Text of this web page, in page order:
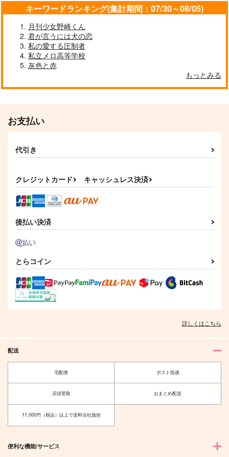
サンプル
作品詳細
サンプル サンプル
くいきんとん
550円（税込）
キョウヤ×カラスバ
レメード【オマケなし
版】
鳩小屋。
629円
肩幅3KM
1,408円（税込）
キョウヤ×カラスバ 1,887円（税込）
キョウヤ×カラスバ
キーワードランキング(集計期間：07/30～08/05)
月刊少女野崎くん
君が言うには犬の恋
私の愛する圧制者
私立メロ高等学校
灰色と赤
もっとみる
お支払い
代引き
クレジットカード キャッシュレス決済
後払い決済
とらコイン
詳しくはこちら
配送
宅配便 ポスト投函
店頭受取 おまとめ配送
11,000円（税込）以上で送料当社負担
便利な機能/サービス